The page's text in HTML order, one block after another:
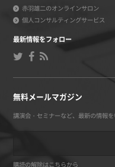
赤羽雄二のオンラインサロン
個人コンサルティングサービス
最新情報をフォロー
無料メールマガジン
講演会・セミナーなど、最新の情報を
購読の解除はこちらから